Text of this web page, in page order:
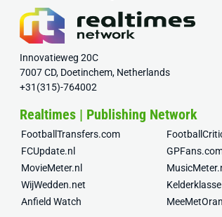
Innovatieweg 20C
7007 CD, Doetinchem, Netherlands
+31(315)-764002
Realtimes | Publishing Network
FootballTransfers.com
FCUpdate.nl
MovieMeter.nl
WijWedden.net
Kelderklasse
Anfield Watch